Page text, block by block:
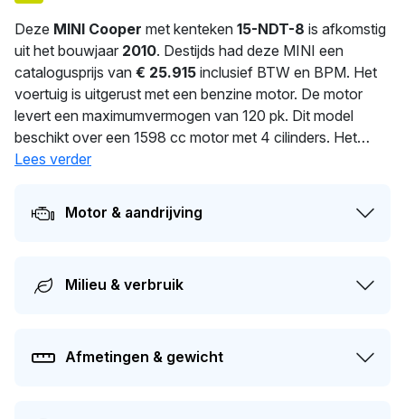
Deze MINI Cooper met kenteken 15-NDT-8 is afkomstig
uit het bouwjaar 2010. Destijds had deze MINI een
catalogusprijs van € 25.915 inclusief BTW en BPM. Het
voertuig is uitgerust met een benzine motor. De motor
levert een maximumvermogen van 120 pk. Dit model
beschikt over een 1598 cc motor met 4 cilinders. Het
gemiddeld verbruik bedraagt 5.4 liter per 100 km. Met
tenaamstelling van deze auto vond plaats in 2026. Dit
voertuig moet over 320 dagen opnieuw APK-gekeurd
auto ligt rond de € 3.400.
Lees verder
Motor & aandrijving
Milieu & verbruik
Afmetingen & gewicht